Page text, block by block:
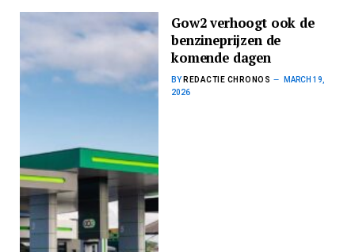
Gow2 verhoogt ook de
benzineprijzen de
komende dagen
BY REDACTIE CHRONOS
MARCH 19,
2026